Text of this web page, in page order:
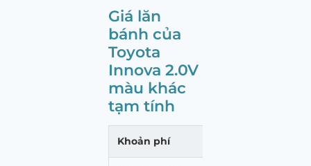
Giá lăn
bánh của
Toyota
Innova 2.0V
màu khác
tạm tính
Khoản phí